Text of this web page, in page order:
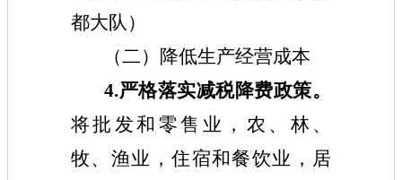
都大队）
（二）降低生产经营成本
4.严格落实减税降费政策。
将批发和零售业，农、林、
牧、渔业，住宿和餐饮业，居